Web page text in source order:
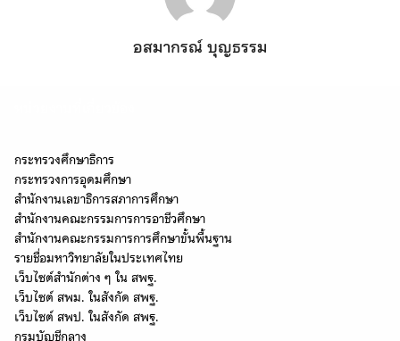
Search
for:
อสมากรณ์ บุญธรรม
กระทรวงศึกษาธิการ
กระทรวงการอุดมศึกษา
สำนักงานเลขาธิการสภาการศึกษา
สำนักงานคณะกรรมการการอาชีวศึกษา
สำนักงานคณะกรรมการการศึกษาขั้นพื้นฐาน
รายชื่อมหาวิทยาลัยในประเทศไทย
เว็บไซต์สำนักต่าง ๆ ใน สพฐ.
เว็บไซต์ สพม. ในสังกัด สพฐ.
เว็บไซต์ สพป. ในสังกัด สพฐ.
กรมบัญชีกลาง